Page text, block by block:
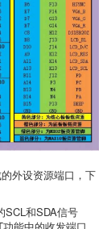
外设资源端口，下
SCL和SDA信号
能中的收发端口